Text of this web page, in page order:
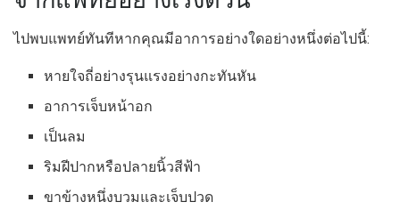
ไปพบแพทย์ทันทีหากคุณมีอาการอย่างใดอย่างหนึ่งต่อไปนี้:
หายใจถี่อย่างรุนแรงอย่างกะทันหัน
อาการเจ็บหน้าอก
เป็นลม
ริมฝีปากหรือปลายนิ้วสีฟ้า
ขาข้างหนึ่งบวมและเจ็บปวด